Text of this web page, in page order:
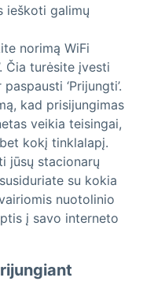
ieškoti galimų
norimą WiFi
Čia turėsite įvesti
‘Prijungti’.
kad prisijungimas
veikia teisingai,
kokį tinklalapį.
jūsų stacionarų
su kokia
nuotolinio
į savo interneto